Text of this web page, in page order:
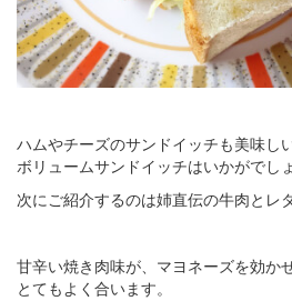
ハムやチーズのサンドイッチも美味し
ボリュームサンドイッチはいかがでしょ
次にご紹介するのは姉直伝の牛肉とレ
甘辛い焼き肉味が、マヨネーズを効か
とてもよく合います。